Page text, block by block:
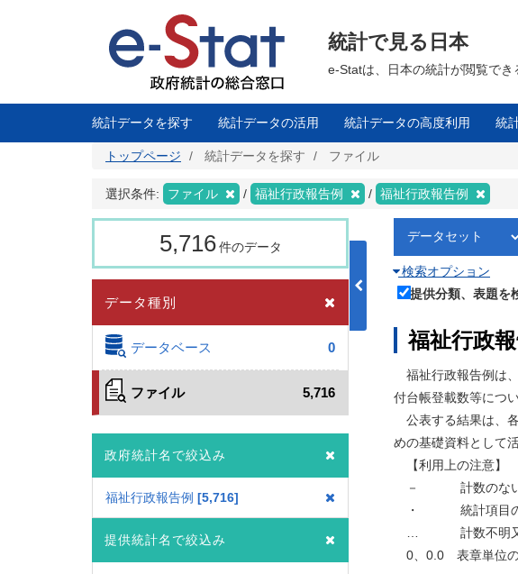
に
統計で見る日本
e-Statは、日本の統計が閲覧で
統計データを探す 統計データの活用 統計データの高度利用 統
トップページ 統計データを探す ファイル
選択条件: ファイル 福祉行政報告例 福祉行政報告例
5,716 件のデータ
データ種別
データベース 0
ファイル 5,716
政府統計名で絞込み
福祉行政報告例 5,716
提供統計名で絞込み
検索オプション
提供分類、表題を
福祉行政
福祉行政報告例は
付台帳登載数等につ
公表する結果は、
めの基礎資料として
【利用上の注意】
－ 計数のない
・ 統計項目の
… 計数不明又は
0、0.0 表章単位の